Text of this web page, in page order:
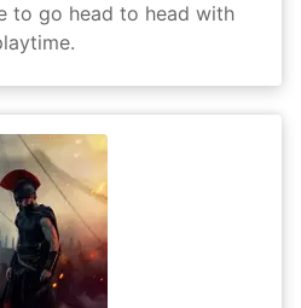
to go head to head with